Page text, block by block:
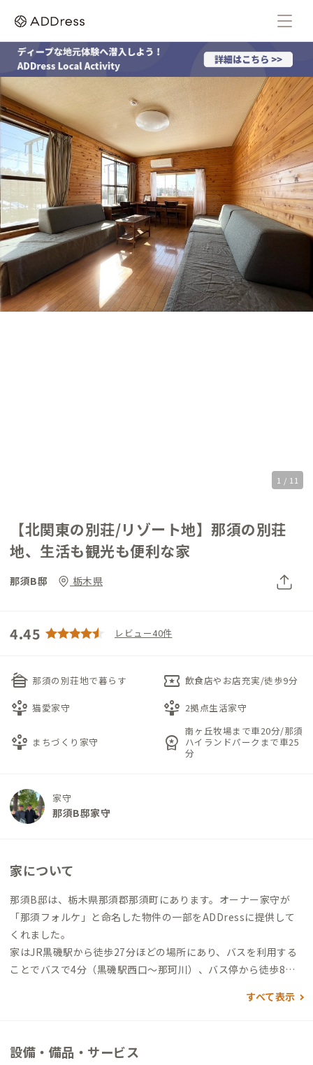
1 / 11
【北関東の別荘/リゾート地】那須の別荘
地、生活も観光も便利な家
那須B邸 栃木県
4.45 レビュー40件
cabin 那須の別荘地で暮らす local_activity 飲食店やお店充実/徒歩9分
person_play 猫愛家守 person_play 2拠点生活家守
person_play まちづくり家守 workspace_premium 南ヶ丘牧場まで車20分/那須
ハイランドパークまで車25
分
家守
那須B邸家守
家について
那須B邸は、栃木県那須郡那須町にあります。オーナー家守が
「那須フォルケ」と命名した物件の一部をADDressに提供して
くれました。
家はJR黒磯駅から徒歩27分ほどの場所にあり、バスを利用する
ことでバスで4分（黒磯駅西口〜那珂川）、バス停から徒歩8分
キッチンには3口コンロとグリルが備えられており、シンクやワ
すべて表示
設備・備品・サービス